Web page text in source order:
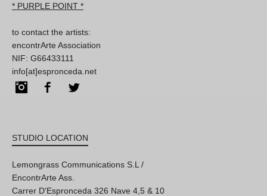
* PURPLE POINT *
to contact the artists:
encontrArte Association
NIF: G66433111
info[at]espronceda.net
InstagramFacebook
STUDIO LOCATION
Lemongrass Communications S.L /
EncontrArte Ass.
Carrer D'Espronceda 326 Nave 4,5 & 10